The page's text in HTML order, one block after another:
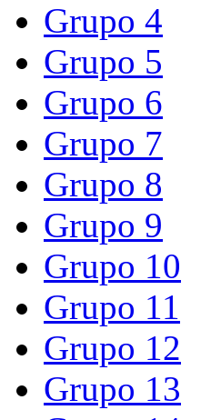
Grupo 4
Grupo 5
Grupo 6
Grupo 7
Grupo 8
Grupo 9
Grupo 10
Grupo 11
Grupo 12
Grupo 13